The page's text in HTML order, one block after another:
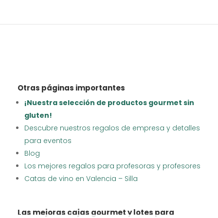
Otras páginas importantes
¡Nuestra selección de productos gourmet sin
gluten!
Descubre nuestros regalos de empresa y detalles
para eventos
Blog
Los mejores regalos para profesoras y profesores
Catas de vino en Valencia – Silla
Las mejoras cajas gourmet y lotes para